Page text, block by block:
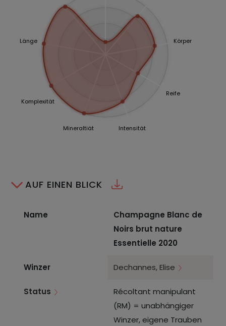
Körper
Reife
Intensität
Mineraltiät
Komplexität
Länge
AUF EINEN BLICK
Name
Champagne Blanc de
Noirs brut nature
Essentielle 2020
Winzer Dechannes, Elise
Status
Récoltant manipulant
(RM) = unabhängiger
Winzer, eigene Trauben